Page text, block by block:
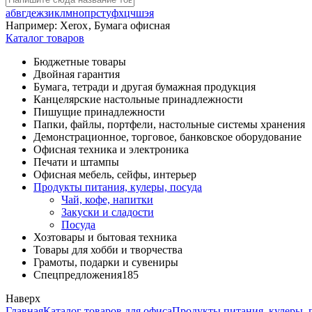
абвгдежзиклмнопрстуфхцчшэя
Например: Xerox, Бумага офисная
Каталог товаров
Бюджетные товары
Двойная гарантия
Бумага, тетради и другая бумажная продукция
Канцелярские настольные принадлежности
Пишущие принадлежности
Папки, файлы, портфели, настольные системы хранения
Демонстрационное, торговое, банковское оборудование
Офисная техника и электроника
Печати и штампы
Офисная мебель, сейфы, интерьер
Продукты питания, кулеры, посуда
Чай, кофе, напитки
Закуски и сладости
Посуда
Хозтовары и бытовая техника
Товары для хобби и творчества
Грамоты, подарки и сувениры
Спецпредложения185
Наверх